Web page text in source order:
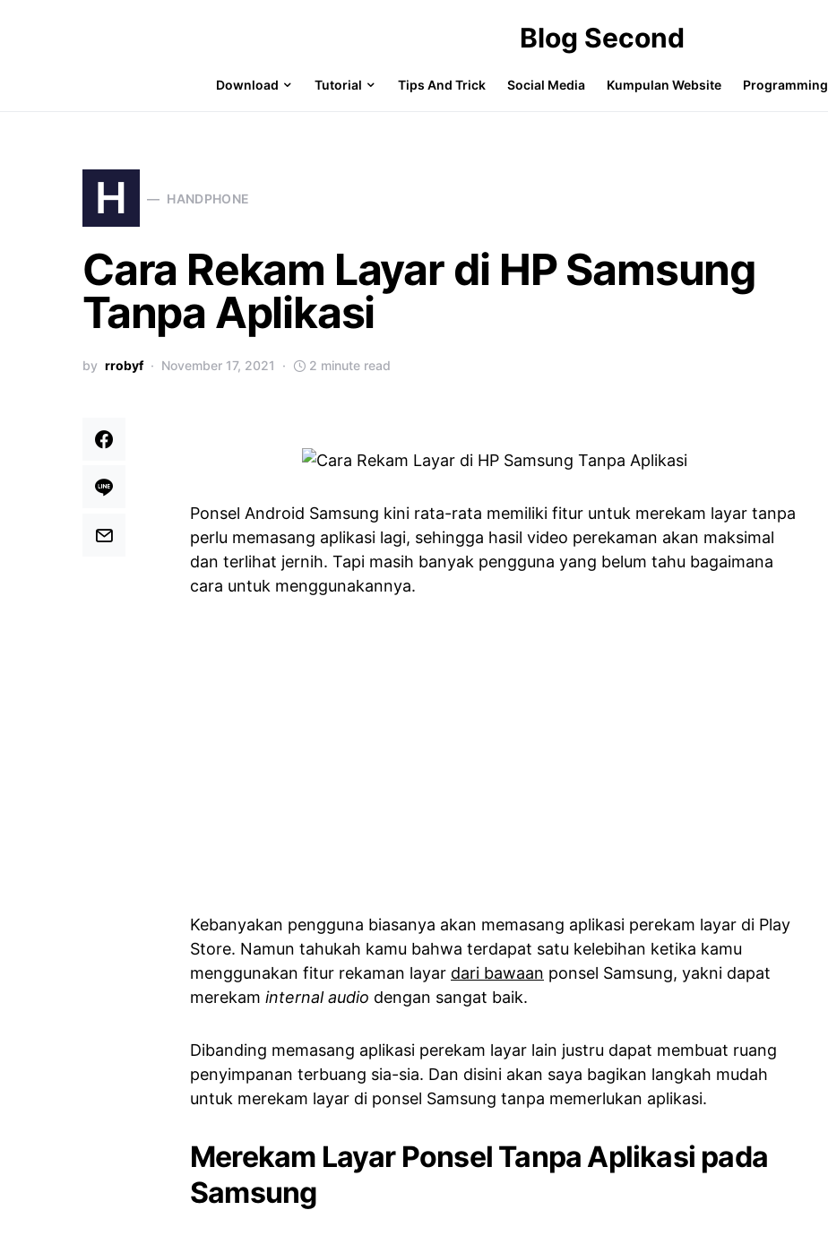
Blog Second
Download Tutorial Tips And Trick Social Media Kumpulan Website Programming
H HANDPHONE
Cara Rekam Layar di HP Samsung
Tanpa Aplikasi
by rrobyf November 17, 2021 2 minute read
Ponsel Android Samsung kini rata-rata memiliki fitur untuk merekam layar tanpa
perlu memasang aplikasi lagi, sehingga hasil video perekaman akan maksimal
dan terlihat jernih. Tapi masih banyak pengguna yang belum tahu bagaimana
cara untuk menggunakannya.
Kebanyakan pengguna biasanya akan memasang aplikasi perekam layar di Play
Store. Namun tahukah kamu bahwa terdapat satu kelebihan ketika kamu
menggunakan fitur rekaman layar dari bawaan ponsel Samsung, yakni dapat
merekam internal audio dengan sangat baik.
Dibanding memasang aplikasi perekam layar lain justru dapat membuat ruang
penyimpanan terbuang sia-sia. Dan disini akan saya bagikan langkah mudah
untuk merekam layar di ponsel Samsung tanpa memerlukan aplikasi.
Merekam Layar Ponsel Tanpa Aplikasi pada
Samsung